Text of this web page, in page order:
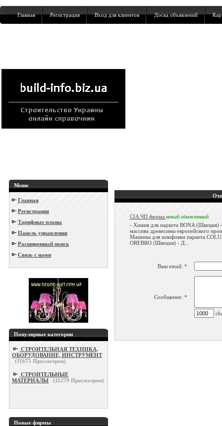
Главная Регистрация Вход для клиентов Доска объявлений
Меню
Главная
Регистрация
Тарифные планы
Панель управления
Расширенный поиск
Связь с нами
Популярные категории
СТРОИТЕЛЬНАЯ ТЕХНИКА,
ОБОРУДОВАНИЕ, ИНСТРУМЕНТ
(11675 Просмотров)
СТРОИТЕЛЬНЫЕ
МАТЕРИАЛЫ
(11279 Просмотров)
Новые фирмы
CIA ЧП фирма новый обновленный
- Химия для паркета BONA (Швеция)
массива древесины европейского
Машины для шлифовки паркета
OREBRO (Швеция) - Д...
Ваш email: *
Сообщение: *